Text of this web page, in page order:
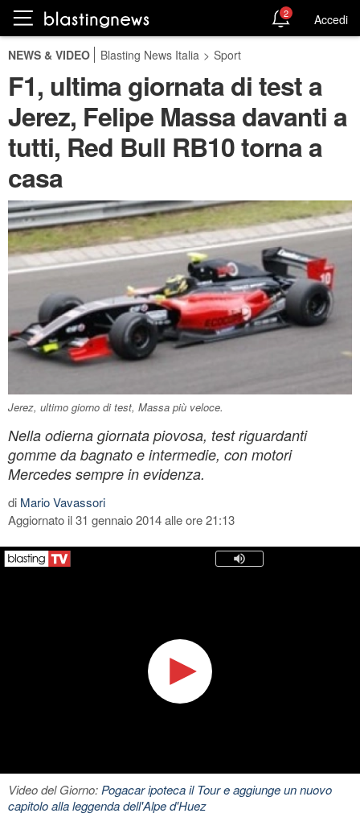
2 Accedi
NEWS & VIDEO Blasting News Italia > Sport
F1, ultima giornata di test a
Jerez, Felipe Massa davanti a
tutti, Red Bull RB10 torna a
casa
Jerez, ultimo giorno di test, Massa più veloce.
Nella odierna giornata piovosa, test riguardanti
gomme da bagnato e intermedie, con motori
Mercedes sempre in evidenza.
di Mario Vavassori
Aggiornato il 31 gennaio 2014 alle ore 21:13
Video del Giorno:Pogacar ipoteca il Tour e aggiunge un nuovo
capitolo alla leggenda dell'Alpe d'Huez